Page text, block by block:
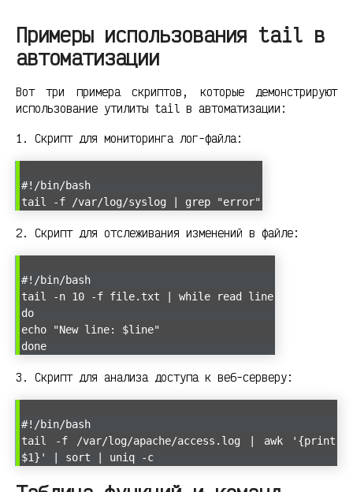
Примеры использования tail в
автоматизации
Вот три примера скриптов, которые демонстрируют
использование утилиты tail в автоматизации:
1. Скрипт для мониторинга лог-файла:
#!/bin/bash
tail -f /var/log/syslog | grep "error"
2. Скрипт для отслеживания изменений в файле:
#!/bin/bash
tail -n 10 -f file.txt | while read line
do
echo "New line: $line"
done
3. Скрипт для анализа доступа к веб-серверу:
#!/bin/bash
tail -f /var/log/apache/access.log | awk '{print
$1}' | sort | uniq -c